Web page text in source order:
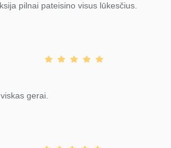
pilnai pateisino visus lūkesčius.
gerai.